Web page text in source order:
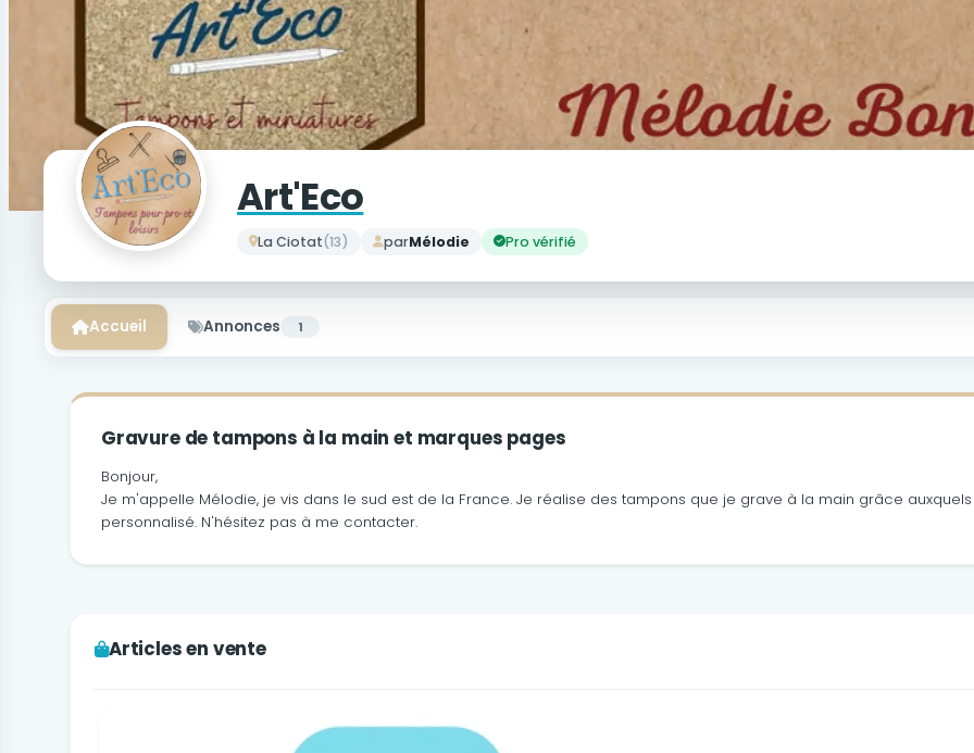
Art'Eco
La Ciotat(13) parMélodie Pro vérifié
Accueil Annonces 1
Gravure de tampons à la main et marques pages
Bonjour,
Je m'appelle Mélodie, je vis dans le sud est de la France. Je réalise des tampons que je grave à la main grâce
personnalisé. N'hésitez pas à me contacter.
Articles en vente